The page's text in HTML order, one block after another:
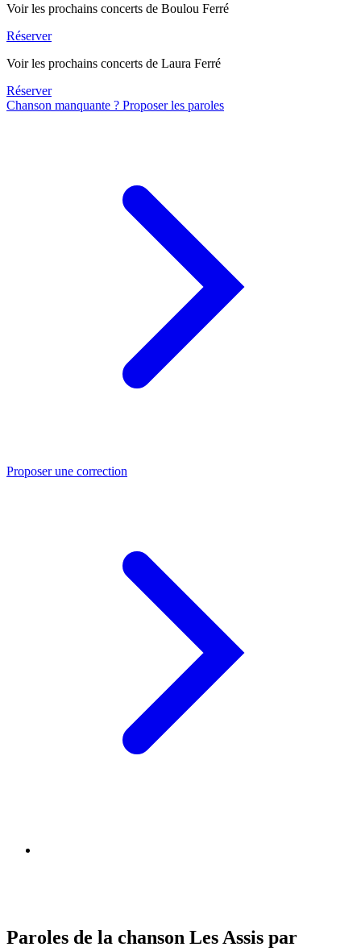
Voir les prochains concerts de Boulou Ferré
Réserver
Voir les prochains concerts de Laura Ferré
Réserver
Chanson manquante ? Proposer les paroles
Proposer une correction
Paroles de la chanson Les Assis par